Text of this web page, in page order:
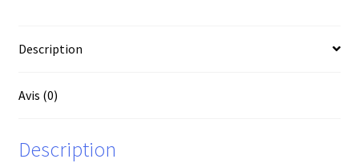
Description
Avis (0)
Description